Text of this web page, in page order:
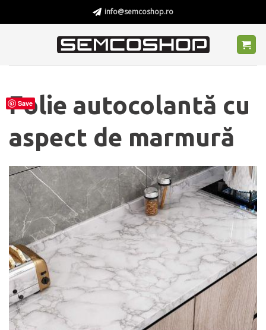
to
info@semcoshop.ro
Folie autocolantă cu
aspect de marmură
Save